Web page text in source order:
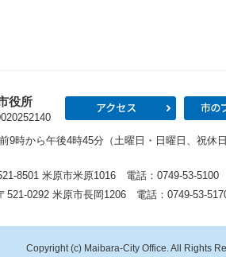
役所 アクセス
9時から午後4時45分（土曜日・日曜日、祝休
8501 米原市米原1016 電話：0749-53-5100
521-0292 米原市長岡1206 電話：0749-53-
Copyright (c) Maibara-City Office. All Rights